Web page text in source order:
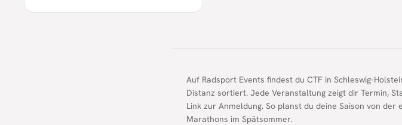
Auf Radsport Events findest du CTF in Schleswig-
Distanz sortiert. Jede Veranstaltung zeigt dir Termin,
Link zur Anmeldung. So planst du deine Saison von
Marathons im Spätsommer.